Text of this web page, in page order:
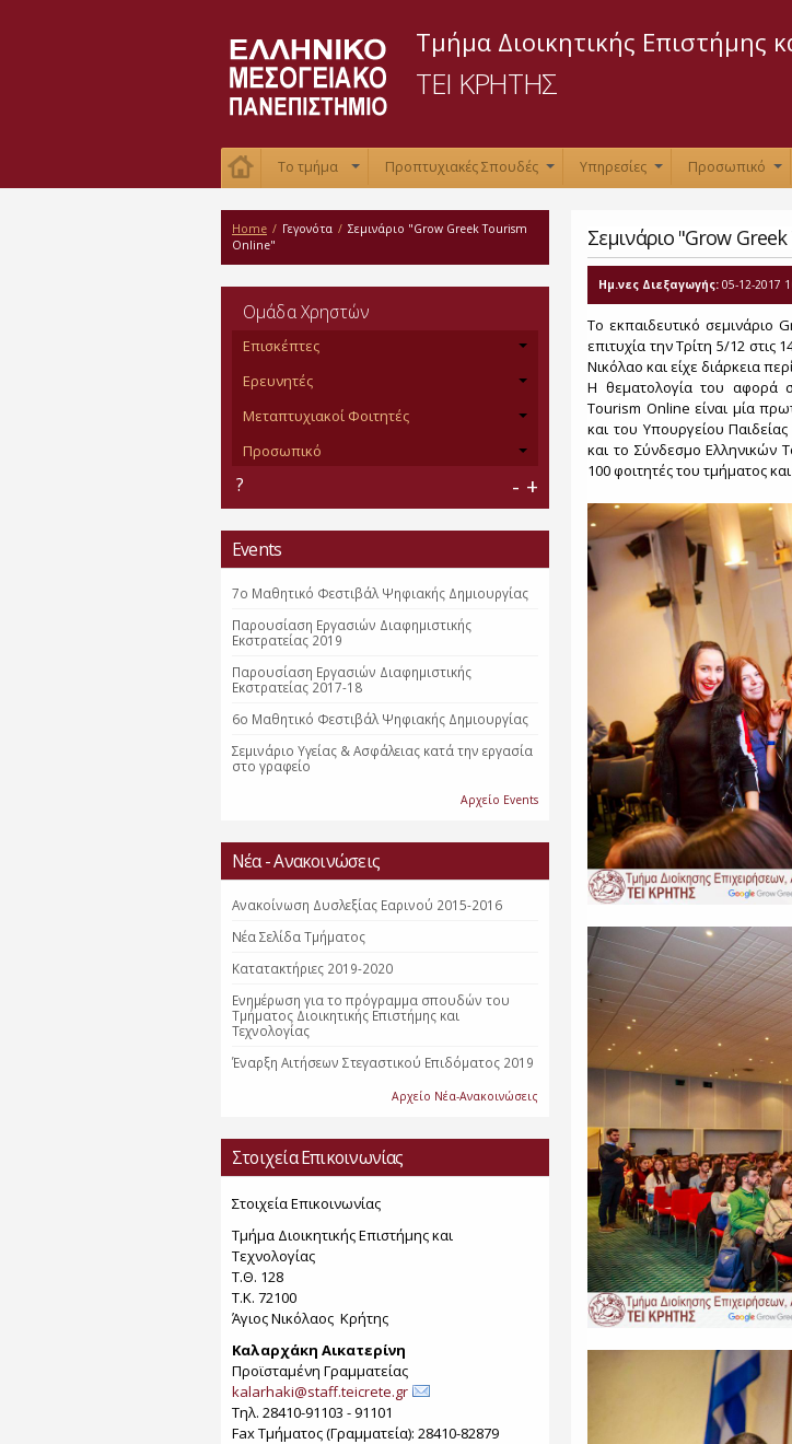
προς το
κυρίως
Τμήμα Διοικητικής Επιστήμης
ΤΕΙ ΚΡΗΤΗΣ
Το τμήμα Προπτυχιακές Σπουδές Υπηρεσίες Προσωπικό
Home / Γεγονότα / Σεμινάριο "Grow Greek Tourism
Online"
Oμάδα Χρηστών
Επισκέπτες
Ερευνητές
Μεταπτυχιακοί Φοιτητές
Προσωπικό
? +
-
Events
7ο Μαθητικό Φεστιβάλ Ψηφιακής Δημιουργίας
Παρουσίαση Εργασιών Διαφημιστικής
Εκστρατείας 2019
Παρουσίαση Εργασιών Διαφημιστικής
Εκστρατείας 2017-18
6ο Μαθητικό Φεστιβάλ Ψηφιακής Δημιουργίας
Σεμινάριο Υγείας & Ασφάλειας κατά την εργασία
στο γραφείο
Αρχείο Events
Νέα - Ανακοινώσεις
Ανακοίνωση Δυσλεξίας Εαρινού 2015-2016
Nέα Σελίδα Τμήματος
Κατατακτήριες 2019-2020
Ενημέρωση για το πρόγραμμα σπουδών του
Τμήματος Διοικητικής Επιστήμης και
Τεχνολογίας
Έναρξη Αιτήσεων Στεγαστικού Επιδόματος 2019
Αρχείο Νέα-Ανακοινώσεις
Στοιχεία Επικοινωνίας
Στοιχεία Επικοινωνίας
Τμήμα Διοικητικής Επιστήμης και
Τεχνολογίας
Τ.Θ. 128
Τ.Κ. 72100
Άγιος Νικόλαος Κρήτης
Καλαρχάκη Αικατερίνη
Προϊσταμένη Γραμματείας
kalarhaki@staff.teicrete.gr
Τηλ. 28410-91103 - 91101
Fax Τµήµατος (Γραµµατεία): 28410-82879
Σεμινάριο "Grow
Ημ.νες Διεξαγωγής: 05-12-2017
Το εκπαιδευτικό
επιτυχία την Τρίτη 5/12 στις
Νικόλαο και είχε διάρκεια
Η θεματολογία του αφορά
Tourism Online είναι μία
και του Υπουργείου
και το Σύνδεσμο Ελληνικών
100 φοιτητές του τμήματος